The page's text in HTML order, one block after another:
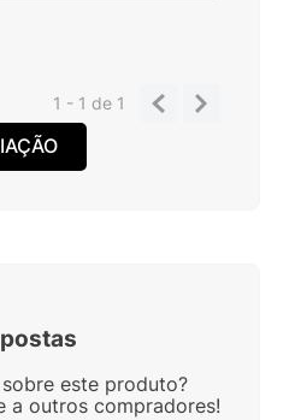
1 - 1de 1
este produto?
a outros compradores!